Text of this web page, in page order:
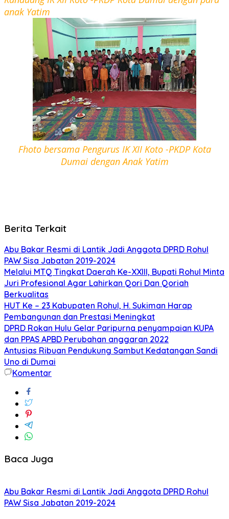
anak Yatim
Fhoto bersama Pengurus IK XII Koto -PKDP Kota
Dumai dengan Anak Yatim
Berita Terkait
Abu Bakar Resmi di Lantik Jadi Anggota DPRD Rohul
PAW Sisa Jabatan 2019-2024
Melalui MTQ Tingkat Daerah Ke-XXIII, Bupati Rohul Minta
Juri Profesional Agar Lahirkan Qori Dan Qoriah
Berkualitas
HUT Ke – 23 Kabupaten Rohul, H. Sukiman Harap
Pembangunan dan Prestasi Meningkat
DPRD Rokan Hulu Gelar Paripurna penyampaian KUPA
dan PPAS APBD Perubahan anggaran 2022
Antusias Ribuan Pendukung Sambut Kedatangan Sandi
Uno di Dumai
Komentar
Baca Juga
Abu Bakar Resmi di Lantik Jadi Anggota DPRD Rohul
PAW Sisa Jabatan 2019-2024